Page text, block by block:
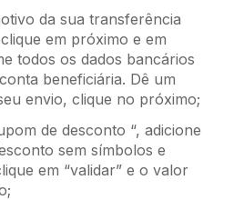
da sua transferência
em próximo e em
todos os dados bancários
beneficiária. Dê um
envio, clique no próximo;
de desconto “, adicione
sem símbolos e
em “validar” e o valor